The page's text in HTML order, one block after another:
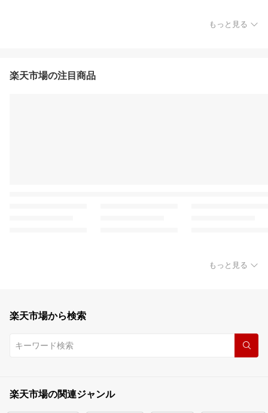
もっと見る
楽天市場の注目商品
もっと見る
楽天市場から検索
楽天市場の関連ジャンル